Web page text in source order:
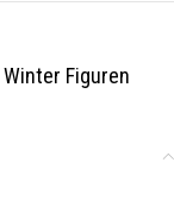
Winter Figuren